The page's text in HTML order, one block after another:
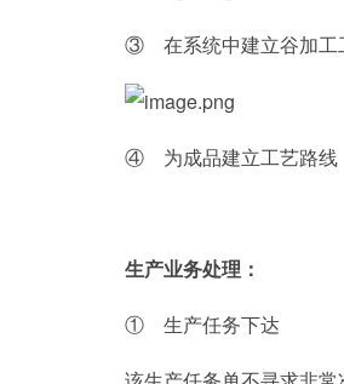
③ 在系统中建立谷加工
④ 为成品建立工艺路线
生产业务处理：
① 生产任务下达